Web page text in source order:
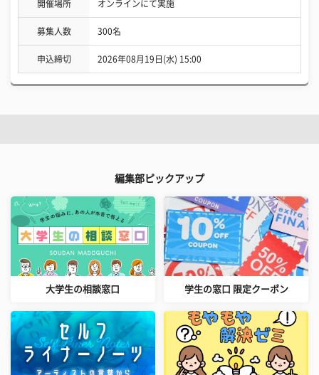
開催場所 オンラインにて実施
募集人数 300名
申込締切 2026年08月19日(水) 15:00
編集部ピックアップ
大学生の相談窓口 学生の窓口 限定クーポン